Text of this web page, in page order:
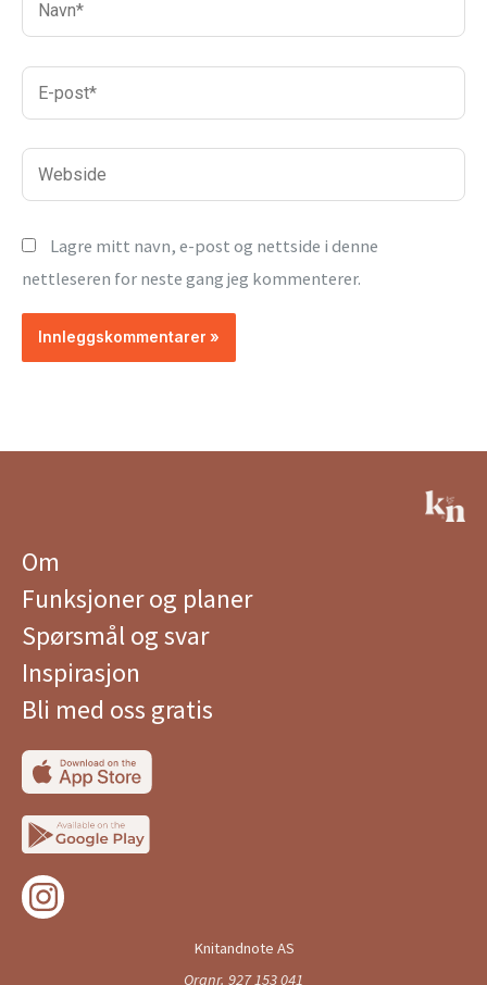
post*
Webside
Lagre mitt navn, e-post og nettside i denne
nettleseren for neste gang jeg kommenterer.
Om
Funksjoner og planer
Spørsmål og svar
Inspirasjon
Bli med oss ​​gratis
Knitandnote AS
Orgnr. 927 153 041